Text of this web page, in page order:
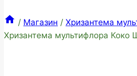
/ Магазин / Хризантема
Хризантема мультифлора Коко